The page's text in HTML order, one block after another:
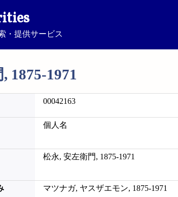
・提供サービス
1875-1971
00042163
個人名
松永, 安左衛門, 1875-1971
マツナガ, ヤスザエモン, 1875-1971